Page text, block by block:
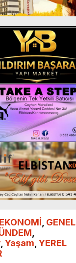
EKONOMİ GENEL
Yaşam YEREL